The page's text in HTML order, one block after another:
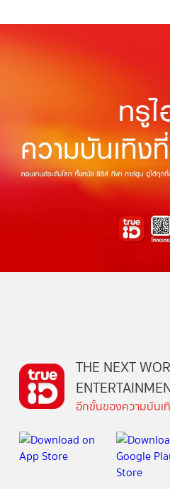
THE NEXT
อีกขั้นของความบันเ